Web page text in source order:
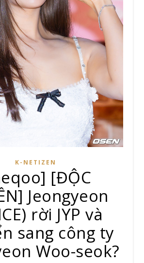
K-NETIZEN
[ĐỘC
Jeongyeon
rời JYP và
sang công ty
Woo-seok?